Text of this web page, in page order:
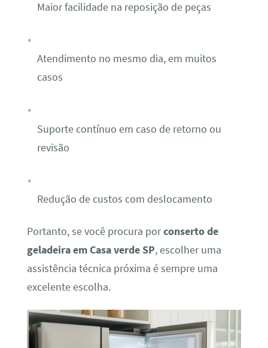
Maior facilidade na reposição de peças
Atendimento no mesmo dia, em muitos
casos
Suporte contínuo em caso de retorno ou
revisão
Redução de custos com deslocamento
Portanto, se você procura porconserto de
geladeira em Casa verde SP, escolher uma
assistência técnica próxima é sempre uma
excelente escolha.